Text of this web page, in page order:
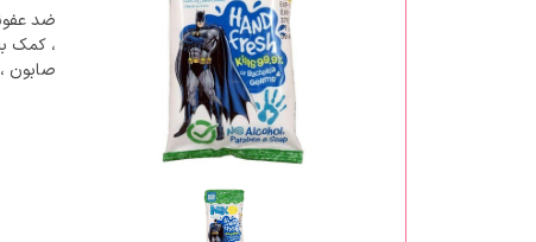
ضد
صابون